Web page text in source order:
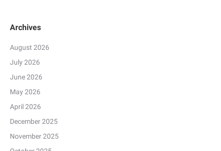
Archives
August 2026
July 2026
June 2026
May 2026
April 2026
December 2025
November 2025